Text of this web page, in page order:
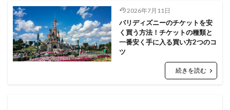
2026年7月11日
パリディズニーのチケットを安
く買う方法！チケットの種類と
一番安く手に入る買い方2つのコ
ツ
続きを読む